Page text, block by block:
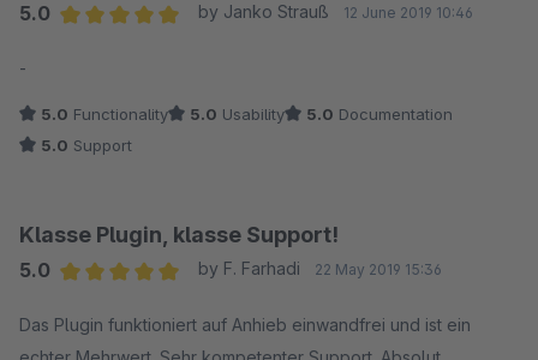
5.0
by Janko Strauß 12 June 2019 10:46
-
5.0 Functionality 5.0 Usability 5.0 Documentation
5.0 Support
Klasse Plugin, klasse Support!
5.0
by F. Farhadi 22 May 2019 15:36
Das Plugin funktioniert auf Anhieb einwandfrei und ist ein